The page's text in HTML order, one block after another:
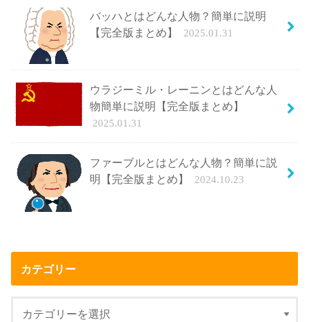
バッハとはどんな人物？簡単に説明
【完全版まとめ】
2025.01.31
ウラジーミル・レーニンとはどんな人
物簡単に説明【完全版まとめ】
2025.01.31
ファーブルとはどんな人物？簡単に説
明【完全版まとめ】
2024.10.23
カテゴリー